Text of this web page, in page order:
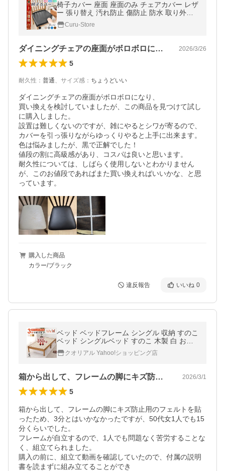
椅子カバー 座面 座面のみ チェアカバー レザ
ー 張り替え 汚れ防止 傷防止 防水 取り外し
オフィス 伸縮 フィット
Curu-Store
ダイニングチェアの座面がボロボロになり… 2026/3/26
5
耐久性 ： 普通、 サイズ感 ： ちょうどいい
ダイニングチェアの座面がボロボロになり、
買い換えを検討していましたが、この商品を見つけて試し
に購入しました。
設置は難しくないのですが、雑にやるとシワが寄るので、
カバーを引っ張りながらゆっくりやると上手に出来ます。
色は悩みましたが、黒で正解でした！
値段の割に高級感があり、コスパは良いと思います。
耐久性については、しばらく使用しないとわかりません
が、このお値段であればまた買い換えればいいかな、と思
購入した商品
カラー/ブラック
違反報告 いいね 0
ベッド ベッドフレーム シングル 収納 すのこ
ベッド シングルベッド すのこ 木製 白 おし
ゃれ 安い ベット 組み立て簡単 工具不要 耐
荷重350kg 頑丈 ネジレス
クオリアル Yahoo!ショッピング店
箱から出して、フレームの脚にキズ防止用… 2026/3/1
5
箱から出して、フレームの脚にキズ防止用のフェルトを貼
ったため、3分とはいかなかったですが、50代女1人でも15
分くらいでした。
フレームが自立するので、1人でも問題なく苦労することな
く、組立てられました。
購入の前に、組立て動画を確認していたので、付属の説明
書を読まずに組み立てることができ